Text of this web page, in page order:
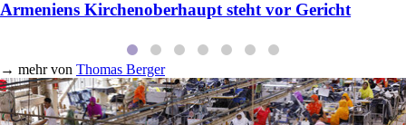
Armeniens Kirchenoberhaupt steht vor Gericht
→ mehr von Thomas Berger